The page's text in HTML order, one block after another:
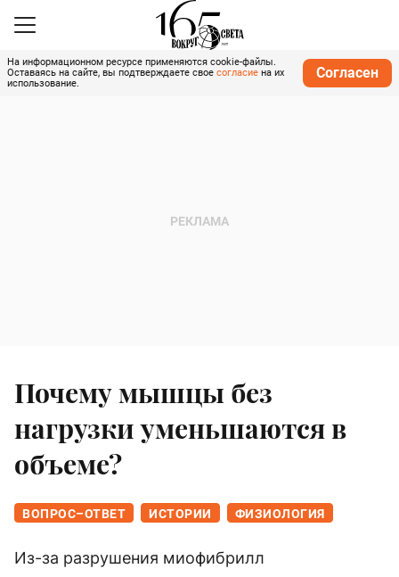
На информационном ресурсе применяются cookie-файлы.
Оставаясь на сайте, вы подтверждаете свое согласие на их
использование.
Согласен
Почему мышцы без
нагрузки уменьшаются в
объеме?
ВОПРОС–ОТВЕТ ИСТОРИИ ФИЗИОЛОГИЯ
Из-за разрушения миофибрилл